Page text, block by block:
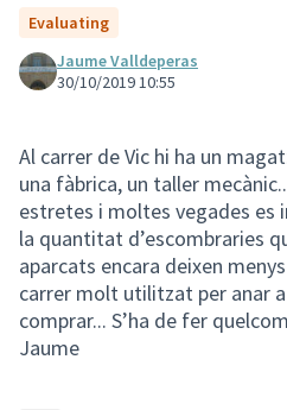
Evaluating
Jaume Valldeperas
30/10/2019 10:55
Al carrer de Vic hi ha un
una fàbrica, un taller
estretes i moltes vegades es
la quantitat d’escombraries
aparcats encara deixen
carrer molt utilitzat per anar a
comprar... S’ha de fer
Jaume